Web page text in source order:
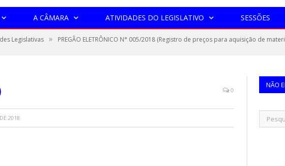
A CÂMARA ATIVIDADES DO LEGISLATIVO SESSÕES
Legislativas » PREGÃO ELETRÔNICO N° 005/2018 (Registro de preços para aquisição de
0
2018
NÃO